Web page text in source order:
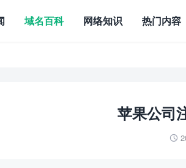
域名百科 网络知识 热门内容
苹果公司
